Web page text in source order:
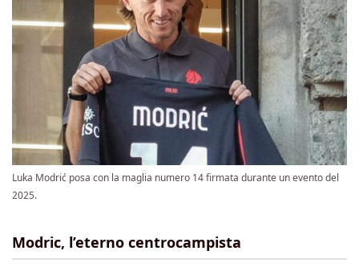
Luka Modrić posa con la maglia numero 14 firmata durante un evento del
2025.
Modric, l’eterno centrocampista